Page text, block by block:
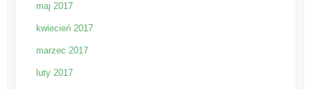
maj 2017
kwiecień 2017
marzec 2017
luty 2017